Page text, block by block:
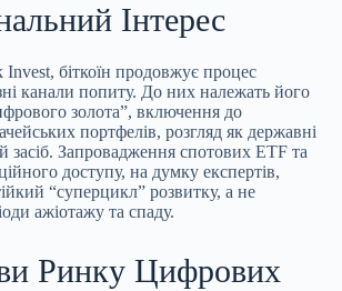
Інтерес
біткоїн продовжує процес
канали попиту. До них належать його
золота”, включення до
портфелів, розгляд як державні
засіб. Запровадження спотових ETF та
доступу, на думку експертів,
“суперцикл” розвитку, а не
ажіотажу та спаду.
Ринку Цифрових